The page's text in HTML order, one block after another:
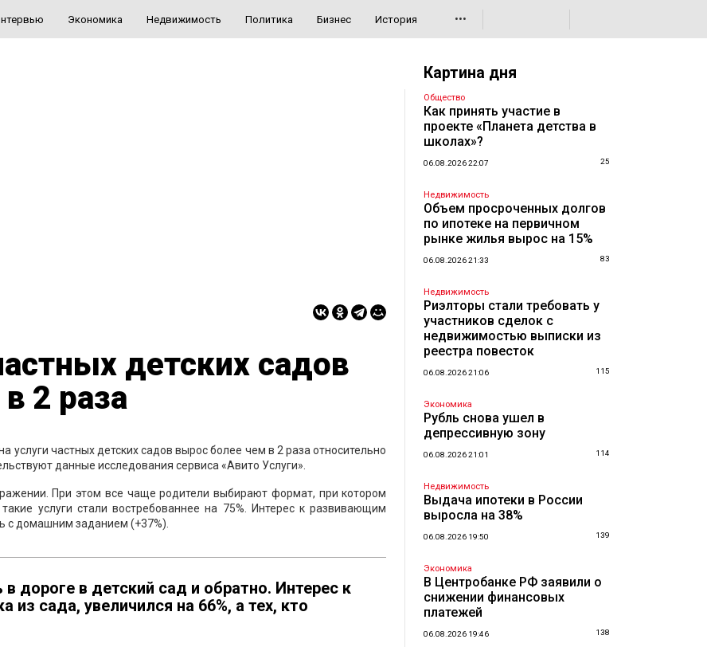
Экономика Недвижимость Политика Бизнес История •••
детских садов
2 раза
услуги частных детских садов вырос более чем в 2 раза относительно
данные исследования сервиса «Авито Услуги».
При этом все чаще родители выбирают формат, при котором
услуги стали востребованнее на 75%. Интерес к развивающим
с домашним заданием (+37%).
дороге в детский сад и обратно. Интерес к
из сада, увеличился на 66%, а тех, кто
Картина дня
Общество
Как принять участие в
проекте «Планета детства в
школах»?
06.08.2026 22:07 25
Недвижимость
Объем просроченных долгов
по ипотеке на первичном
рынке жилья вырос на 15%
06.08.2026 21:33 83
Недвижимость
Риэлторы стали требовать у
участников сделок с
недвижимостью выписки из
реестра повесток
06.08.2026 21:06 115
Экономика
Рубль снова ушел в
депрессивную зону
06.08.2026 21:01 114
Недвижимость
Выдача ипотеки в России
выросла на 38%
06.08.2026 19:50 139
Экономика
В Центробанке РФ заявили о
снижении финансовых
платежей
06.08.2026 19:46 138